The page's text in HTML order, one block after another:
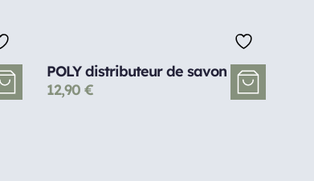
POLY distributeur de savon
12,90 €